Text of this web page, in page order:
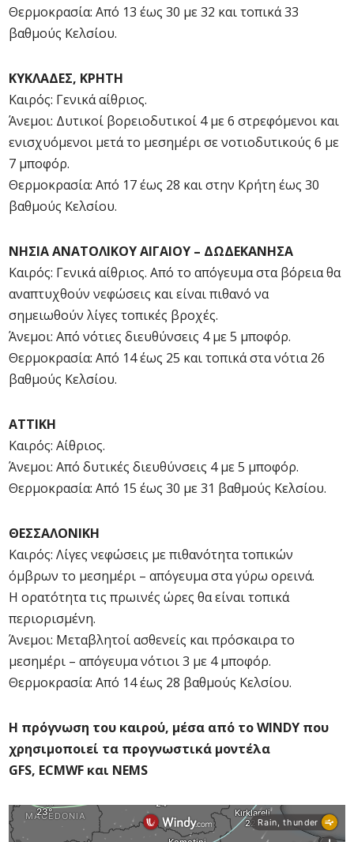
Θερμοκρασία: Από 13 έως 30 με 32 και τοπικά 33
βαθμούς Κελσίου.
ΚΥΚΛΑΔΕΣ, ΚΡΗΤΗ
Καιρός: Γενικά αίθριος.
Άνεμοι: Δυτικοί βορειοδυτικοί 4 με 6 στρεφόμενοι και
ενισχυόμενοι μετά το μεσημέρι σε νοτιοδυτικούς 6 με
7 μποφόρ.
Θερμοκρασία: Από 17 έως 28 και στην Κρήτη έως 30
βαθμούς Κελσίου.
ΝΗΣΙΑ ΑΝΑΤΟΛΙΚΟΥ ΑΙΓΑΙΟΥ – ΔΩΔΕΚΑΝΗΣΑ
Καιρός: Γενικά αίθριος. Από το απόγευμα στα βόρεια θα
αναπτυχθούν νεφώσεις και είναι πιθανό να
σημειωθούν λίγες τοπικές βροχές.
Άνεμοι: Από νότιες διευθύνσεις 4 με 5 μποφόρ.
Θερμοκρασία: Από 14 έως 25 και τοπικά στα νότια 26
βαθμούς Κελσίου.
ΑΤΤΙΚΗ
Καιρός: Αίθριος.
Άνεμοι: Από δυτικές διευθύνσεις 4 με 5 μποφόρ.
Θερμοκρασία: Από 15 έως 30 με 31 βαθμούς Κελσίου.
ΘΕΣΣΑΛΟΝΙΚΗ
Καιρός: Λίγες νεφώσεις με πιθανότητα τοπικών
όμβρων το μεσημέρι – απόγευμα στα γύρω ορεινά.
Η ορατότητα τις πρωινές ώρες θα είναι τοπικά
περιορισμένη.
Άνεμοι: Μεταβλητοί ασθενείς και πρόσκαιρα το
μεσημέρι – απόγευμα νότιοι 3 με 4 μποφόρ.
Θερμοκρασία: Από 14 έως 28 βαθμούς Κελσίου.
Η πρόγνωση του καιρού, μέσα από το WINDY που
χρησιμοποιεί τα προγνωστικά μοντέλα
GFS, ECMWF και NEMS